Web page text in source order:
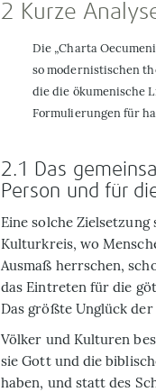
2 Kurze
Die „Charta
so modernistischen
die die ökumenische
Formulierungen für
2.1 Das
Person und für
Eine solche
Kulturkreis, wo
Ausmaß herrschen,
das Eintreten für die
Das größte Unglück der
Völker und Kulturen
sie Gott und die
haben, und statt des